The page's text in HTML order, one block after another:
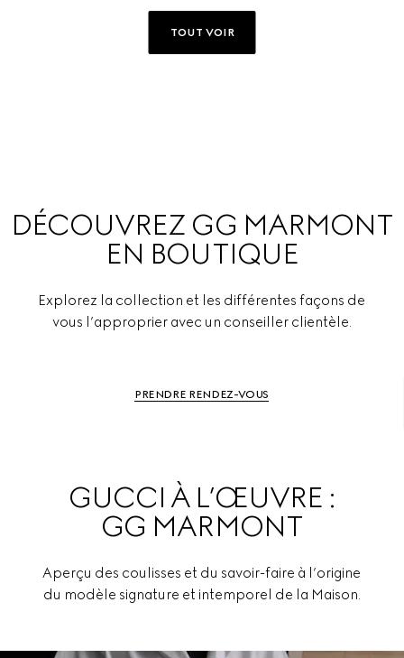
TOUT VOIR
DÉCOUVREZ GG MARMONT
EN BOUTIQUE
Explorez la collection et les différentes façons de
vous l’approprier avec un conseiller clientèle.
PRENDRE RENDEZ-VOUS
GUCCI À L’ŒUVRE :
GG MARMONT
Aperçu des coulisses et du savoir-faire à l’origine
du modèle signature et intemporel de la Maison.